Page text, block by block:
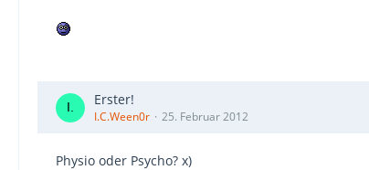
Erster!
I.C.Ween0r 25. Februar 2012
Physio oder Psycho? x)